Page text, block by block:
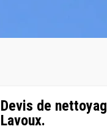
Devis de
Lavoux.